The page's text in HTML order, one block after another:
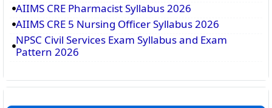
AIIMS CRE Pharmacist Syllabus 2026
AIIMS CRE 5 Nursing Officer Syllabus 2026
NPSC Civil Services Exam Syllabus and Exam
Pattern 2026